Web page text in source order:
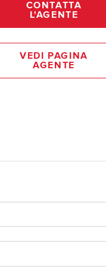
CONTATTA
L'AGENTE
VEDI PAGINA
AGENTE